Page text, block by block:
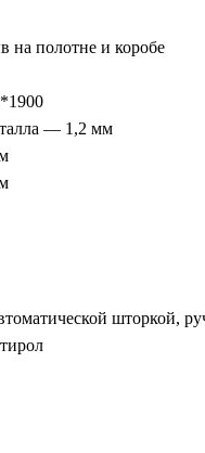
на полотне и коробе
— 1,2 мм
шторкой,